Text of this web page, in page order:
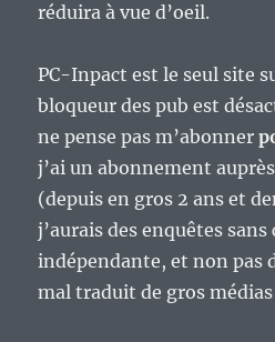
réduira à vue d’oeil.
PC-Inpact est le seul site
bloqueur des pub est
ne pense pas m’abonner
j’ai un abonnement
(depuis en gros 2 ans et
j’aurais des enquêtes
indépendante, et non pas
mal traduit de gros